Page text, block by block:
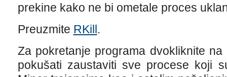
prekine kako ne bi ometale proces
Preuzmite RKill.
Za pokretanje programa dvokliknite
pokušati zaustaviti sve procese koji